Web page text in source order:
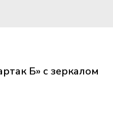
Б» с зеркалом